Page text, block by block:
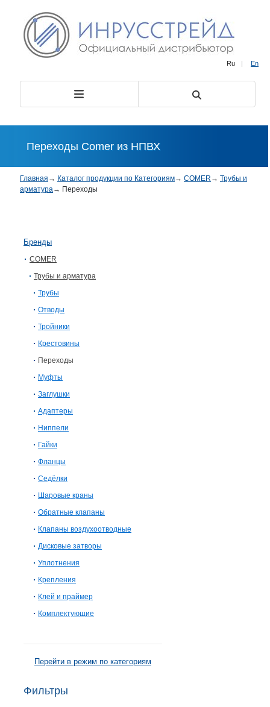
Ru | En
Переходы Comer из НПВХ
Главная → Каталог продукции по Категориям→ COMER → Трубы и
арматура→ Переходы
Бренды
COMER
Трубы и арматура
Трубы
Отводы
Тройники
Крестовины
Переходы
Муфты
Заглушки
Адаптеры
Ниппели
Гайки
Фланцы
Седёлки
Шаровые краны
Обратные клапаны
Клапаны воздухоотводные
Дисковые затворы
Уплотнения
Крепления
Клей и праймер
Комплектующие
Перейти в режим по категориям
Фильтры